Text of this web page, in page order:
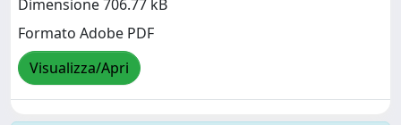
Dimensione 706.77 kB
Formato Adobe PDF
Visualizza/Apri